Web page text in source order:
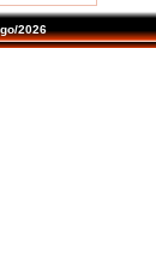
2026